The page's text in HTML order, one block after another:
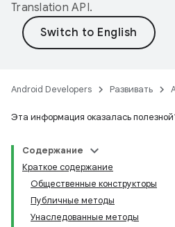
Translation API.
Android Developers Развивать
Эта информация оказалась
Содержание
Краткое содержание
Общественные конструкторы
Публичные методы
Унаследованные методы